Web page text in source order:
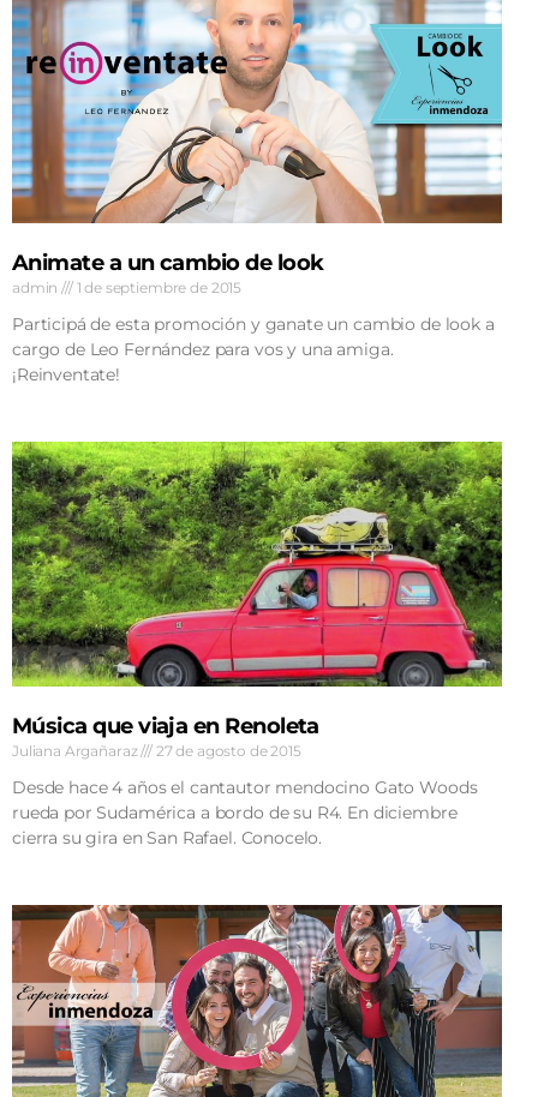
Animate a un cambio de look
admin 1 de septiembre de 2015
Participá de esta promoción y ganate un cambio de look a
cargo de Leo Fernández para vos y una amiga.
¡Reinventate!
Música que viaja en Renoleta
Juliana Argañaraz 27 de agosto de 2015
Desde hace 4 años el cantautor mendocino Gato Woods
rueda por Sudamérica a bordo de su R4. En diciembre
cierra su gira en San Rafael. Conocelo.